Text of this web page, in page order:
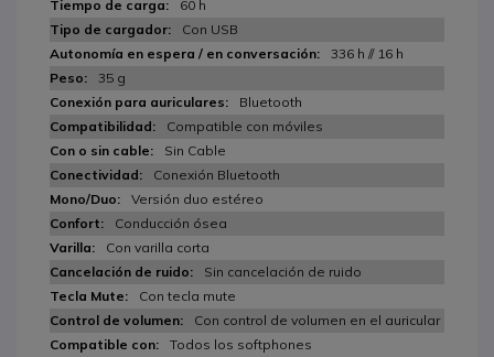
60 h
Con USB
336 h // 16 h
35 g
Bluetooth
Compatible con móviles
Sin Cable
Conexión Bluetooth
Versión duo estéreo
Conducción ósea
Con varilla corta
Sin cancelación de ruido
Con tecla mute
Con control de volumen en el auricular
Todos los softphones